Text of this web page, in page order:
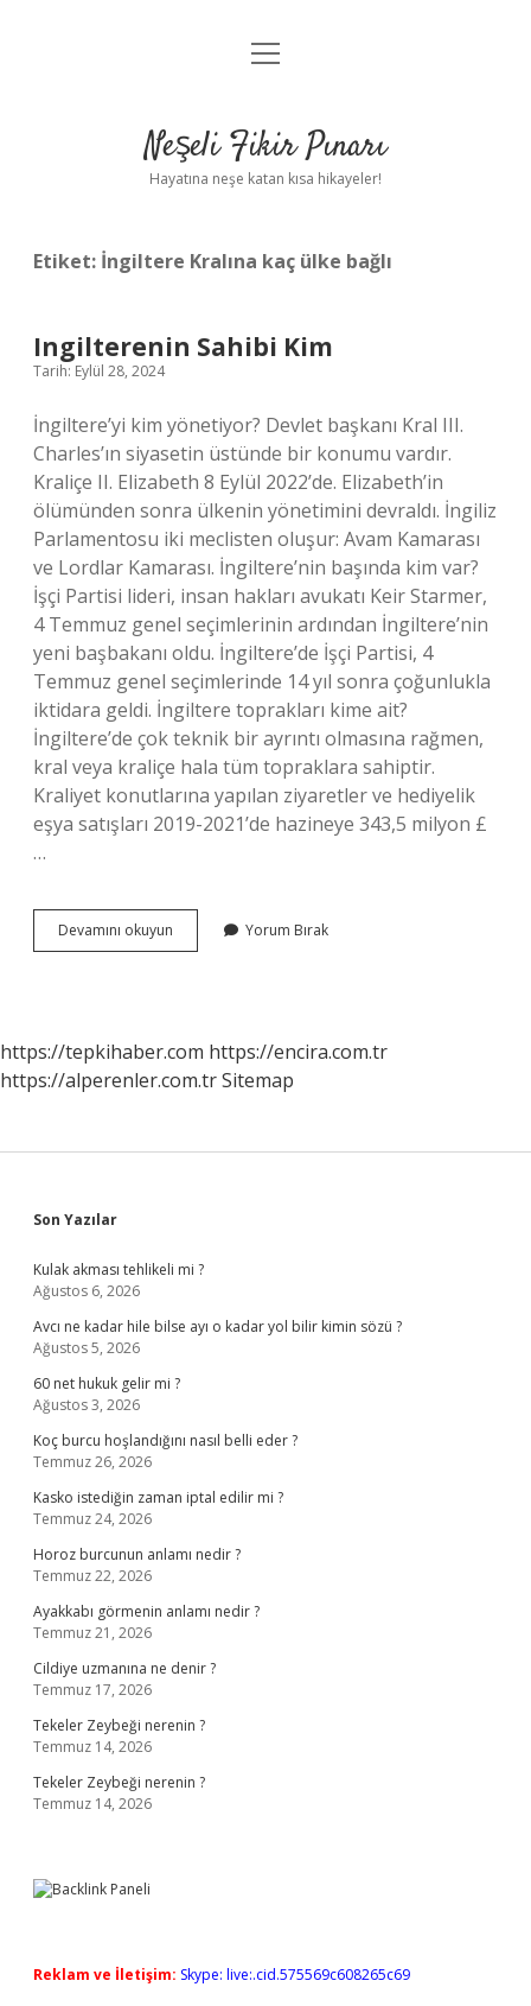
Anasayfa
Yasal Uyarı
menüyü
Neşeli Fikir Pınarı
Hayatına neşe katan kısa hikayeler!
Etiket: İngiltere Kralına kaç ülke bağlı
Ingilterenin Sahibi Kim
Tarih: Eylül 28, 2024
İngiltere’yi kim yönetiyor? Devlet başkanı Kral III.
Charles’ın siyasetin üstünde bir konumu vardır.
Kraliçe II. Elizabeth 8 Eylül 2022’de. Elizabeth’in
ölümünden sonra ülkenin yönetimini devraldı. İngiliz
Parlamentosu iki meclisten oluşur: Avam Kamarası
ve Lordlar Kamarası. İngiltere’nin başında kim var?
İşçi Partisi lideri, insan hakları avukatı Keir Starmer,
4 Temmuz genel seçimlerinin ardından İngiltere’nin
yeni başbakanı oldu. İngiltere’de İşçi Partisi, 4
Temmuz genel seçimlerinde 14 yıl sonra çoğunlukla
iktidara geldi. İngiltere toprakları kime ait?
İngiltere’de çok teknik bir ayrıntı olmasına rağmen,
kral veya kraliçe hala tüm topraklara sahiptir.
Kraliyet konutlarına yapılan ziyaretler ve hediyelik
eşya satışları 2019-2021’de hazineye 343,5 milyon £
…
Devamını okuyun Ingilterenin
Sahibi
Yorum Bırak
https://tepkihaber.com https://encira.com.tr
https://alperenler.com.trSitemap
Sidebar
Son Yazılar
Kulak akması tehlikeli mi ?
Ağustos 6, 2026
Avcı ne kadar hile bilse ayı o kadar yol bilir kimin sözü ?
Ağustos 5, 2026
60 net hukuk gelir mi ?
Ağustos 3, 2026
Koç burcu hoşlandığını nasıl belli eder ?
Temmuz 26, 2026
Kasko istediğin zaman iptal edilir mi ?
Temmuz 24, 2026
Horoz burcunun anlamı nedir ?
Temmuz 22, 2026
Ayakkabı görmenin anlamı nedir ?
Temmuz 21, 2026
Cildiye uzmanına ne denir ?
Temmuz 17, 2026
Tekeler Zeybeği nerenin ?
Temmuz 14, 2026
Tekeler Zeybeği nerenin ?
Temmuz 14, 2026
Reklam ve İletişim: Skype: live:.cid.575569c608265c69